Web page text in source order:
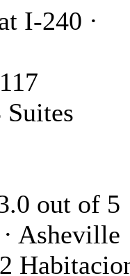
I-240 ·
Suites
Asheville